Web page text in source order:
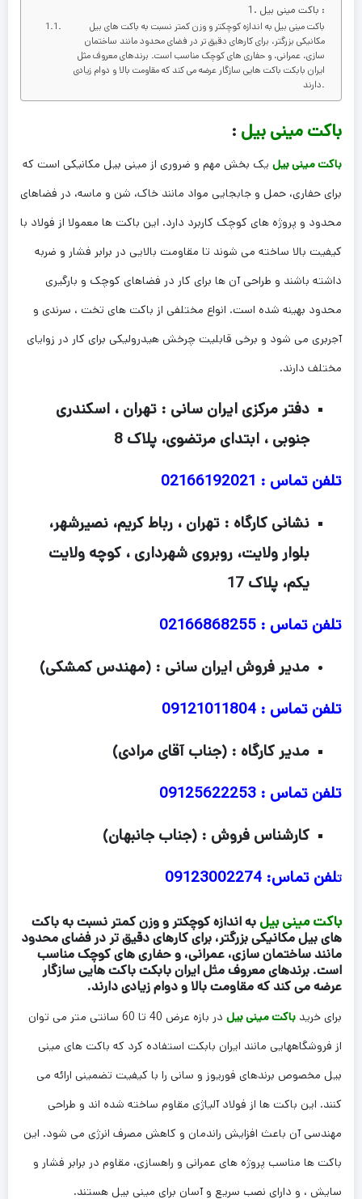
باکت مینی بیل :
باکت مینی بیل به اندازه کوچکتر و وزن کمتر نسبت به باکت های بیل
مکانیکی بزرگتر، برای کارهای دقیق تر در فضای محدود مانند ساختمان
سازی، عمرانی، و حفاری های کوچک مناسب است. برندهای معروف مثل
ایران بابکت باکت هایی سازگار عرضه می کند که مقاومت بالا و دوام زیادی
دارند.
باکت مینی بیل :
باکت مینی بیل یک بخش مهم و ضروری از مینی بیل مکانیکی است که
برای حفاری، حمل و جابجایی مواد مانند خاک، شن و ماسه، در فضاهای
محدود و پروژه های کوچک کاربرد دارد. این باکت ها معمولا از فولاد با
کیفیت بالا ساخته می شوند تا مقاومت بالایی در برابر فشار و ضربه
داشته باشند و طراحی آن ها برای کار در فضاهای کوچک و بارگیری
محدود بهینه شده است. انواع مختلفی از باکت های تخت ، سرندی و
آجربری می شود و برخی قابلیت چرخش هیدرولیکی برای کار در زوایای
مختلف دارند.
دفتر مرکزی ایران سانی : تهران ، اسکندری
جنوبی ، ابتدای مرتضوی، پلاک 8
تلفن تماس : 02166192021
نشانی کارگاه : تهران ، رباط کریم، نصیرشهر،
بلوار ولایت، روبروی شهرداری ، کوچه ولایت
یکم، پلاک 17
تلفن تماس : 02166868255
مدیر فروش ایران سانی : (مهندس کمشکی)
تلفن تماس : 09121011804
مدیر کارگاه : (جناب آقای مرادی)
تلفن تماس : 09125622253
کارشناس فروش : (جناب جانبهان)
تلفن تماس: 09123002274
باکت مینی بیل به اندازه کوچکتر و وزن کمتر نسبت به باکت
های بیل مکانیکی بزرگتر، برای کارهای دقیق تر در فضای محدود
مانند ساختمان سازی، عمرانی، و حفاری های کوچک مناسب
است. برندهای معروف مثل ایران بابکت باکت هایی سازگار
عرضه می کند که مقاومت بالا و دوام زیادی دارند.
برای خرید باکت مینی بیل
در بازه عرض 40 تا 60 سانتی متر می توان
از فروشگاههایی مانند ایران بابکت استفاده کرد که باکت های مینی
بیل مخصوص برندهای فوریوز و سانی را با کیفیت تضمینی ارائه می
کنند. این باکت ها از فولاد آلیاژی مقاوم ساخته شده اند و طراحی
مهندسی آن باعث افزایش راندمان و کاهش مصرف انرژی می شود. این
باکت ها مناسب پروژه های عمرانی و راهسازی، مقاوم در برابر فشار و
سایش ، و دارای نصب سریع و آسان برای مینی بیل هستند.